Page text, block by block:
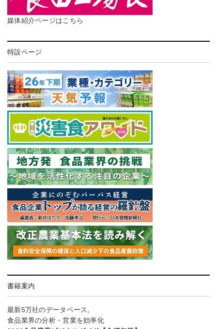
媒体紹介ページはこちら
特設ページ
書籍案内
最新5万社のデータベース。
食品業界の分析・営業を効率化